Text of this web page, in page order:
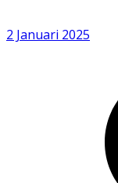
2 Januari 2025